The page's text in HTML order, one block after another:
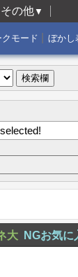
その他▼
ぼかし
クモード
大 NGお気に